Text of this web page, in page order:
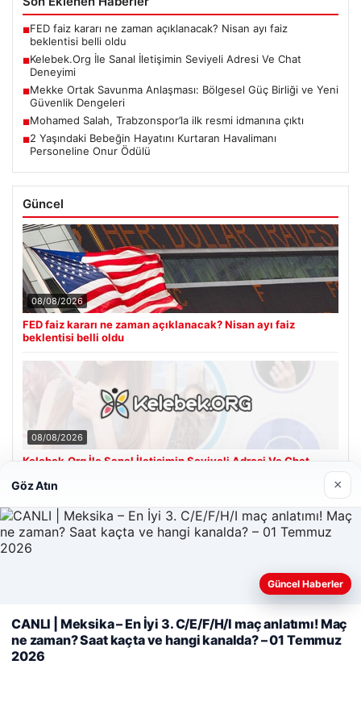
■FED faiz kararı ne zaman açıklanacak? Nisan ayı faiz
beklentisi belli oldu
■Kelebek.Org İle Sanal İletişimin Seviyeli Adresi Ve Chat
Deneyimi
■Mekke Ortak Savunma Anlaşması: Bölgesel Güç Birliği ve Yeni
Güvenlik Dengeleri
■Mohamed Salah, Trabzonspor’la ilk resmi idmanına çıktı
■2 Yaşındaki Bebeğin Hayatını Kurtaran Havalimanı
Personeline Onur Ödülü
Güncel
08/08/2026
FED faiz kararı ne zaman açıklanacak? Nisan ayı faiz
beklentisi belli oldu
08/08/2026
Kelebek.Org İle Sanal İletişimin Seviyeli Adresi Ve Chat
Son Eklenen Firmalar
Web sitemizi nasıl kullandığınızı daha iyi anlayabilmek,
deneyiminizi kişiselleştirmek ve geliştirmek amacıyla çerezler
kullanıyoruz.Çerez Politikamız
Reddet
Göz Atın ×
Güncel Haberler
CANLI | Meksika – En İyi 3. C/E/F/H/I maç anlatımı! Maç
ne zaman? Saat kaçta ve hangi kanalda? – 01 Temmuz
2026